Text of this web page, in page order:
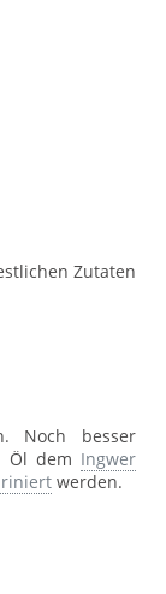
Zutaten
Noch besser
Öl dem Ingwer
werden.